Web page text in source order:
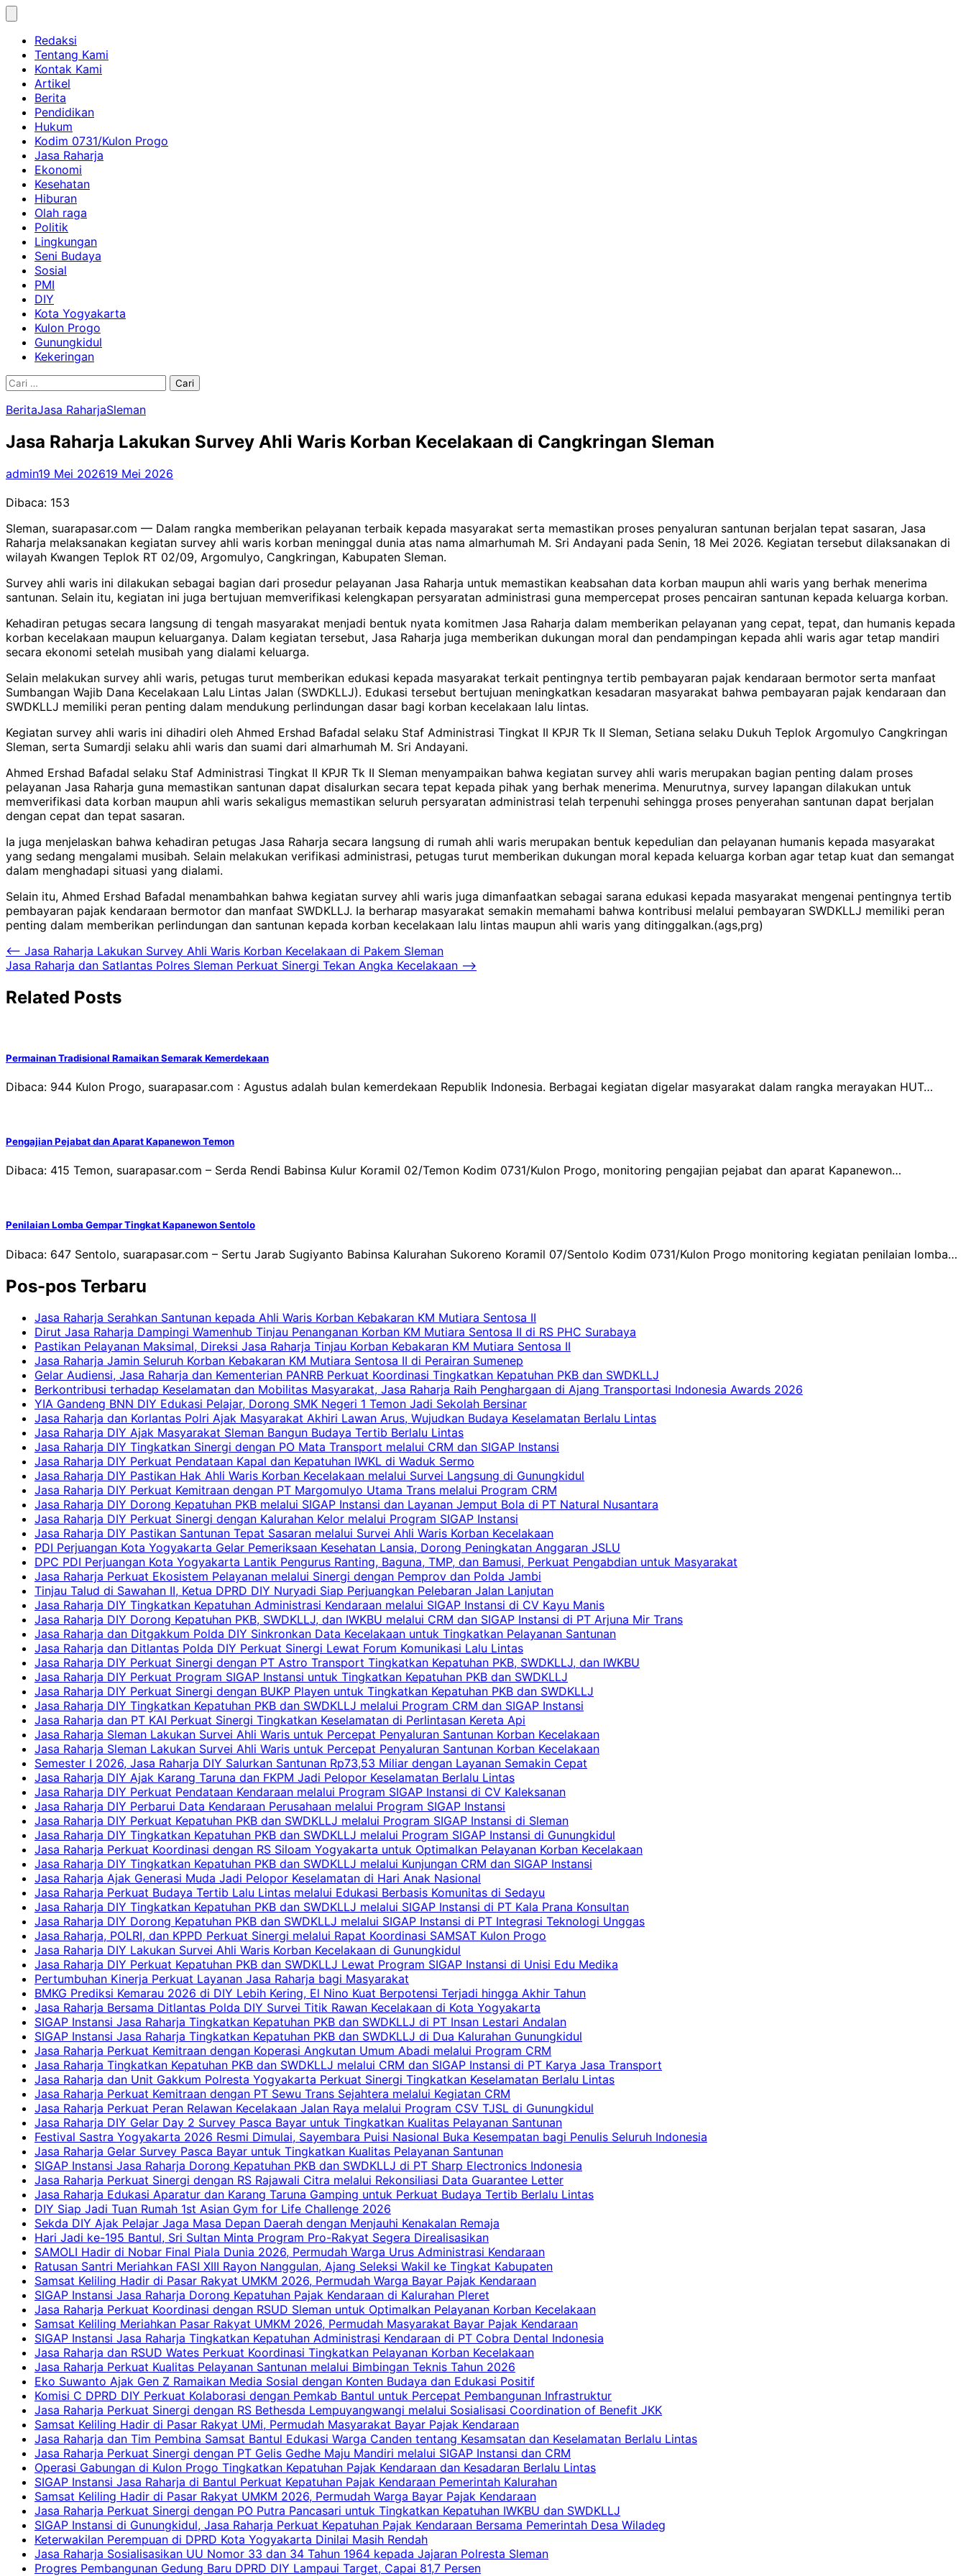
Skip
contentRedaksi
Tentang Kami
Kontak Kami
Artikel
Berita
Pendidikan
Hukum
Kodim 0731/Kulon Progo
Jasa Raharja
Ekonomi
Kesehatan
Hiburan
Olah raga
Politik
Lingkungan
Seni Budaya
Sosial
PMI
DIY
Kota Yogyakarta
Kulon Progo
Gunungkidul
Kekeringan
Cari
BeritaJasa RaharjaSleman
Jasa Raharja Lakukan Survey Ahli Waris Korban Kecelakaan di Cangkringan Sleman
admin19 Mei 202619 Mei 2026
Dibaca: 153
Sleman, suarapasar.com — Dalam rangka memberikan pelayanan terbaik kepada masyarakat serta memastikan proses penyaluran santunan berjalan tepat sasaran, Jasa
Raharja melaksanakan kegiatan survey ahli waris korban meninggal dunia atas nama almarhumah M. Sri Andayani pada Senin, 18 Mei 2026. Kegiatan tersebut dilaksanakan di
wilayah Kwangen Teplok RT 02/09, Argomulyo, Cangkringan, Kabupaten Sleman.
Survey ahli waris ini dilakukan sebagai bagian dari prosedur pelayanan Jasa Raharja untuk memastikan keabsahan data korban maupun ahli waris yang berhak menerima
santunan. Selain itu, kegiatan ini juga bertujuan memverifikasi kelengkapan persyaratan administrasi guna mempercepat proses pencairan santunan kepada keluarga korban.
Kehadiran petugas secara langsung di tengah masyarakat menjadi bentuk nyata komitmen Jasa Raharja dalam memberikan pelayanan yang cepat, tepat, dan humanis kepada
korban kecelakaan maupun keluarganya. Dalam kegiatan tersebut, Jasa Raharja juga memberikan dukungan moral dan pendampingan kepada ahli waris agar tetap mandiri
secara ekonomi setelah musibah yang dialami keluarga.
Selain melakukan survey ahli waris, petugas turut memberikan edukasi kepada masyarakat terkait pentingnya tertib pembayaran pajak kendaraan bermotor serta manfaat
Sumbangan Wajib Dana Kecelakaan Lalu Lintas Jalan (SWDKLLJ). Edukasi tersebut bertujuan meningkatkan kesadaran masyarakat bahwa pembayaran pajak kendaraan dan
SWDKLLJ memiliki peran penting dalam mendukung perlindungan dasar bagi korban kecelakaan lalu lintas.
Kegiatan survey ahli waris ini dihadiri oleh Ahmed Ershad Bafadal selaku Staf Administrasi Tingkat II KPJR Tk II Sleman, Setiana selaku Dukuh Teplok Argomulyo Cangkringan
Sleman, serta Sumardji selaku ahli waris dan suami dari almarhumah M. Sri Andayani.
Ahmed Ershad Bafadal selaku Staf Administrasi Tingkat II KPJR Tk II Sleman menyampaikan bahwa kegiatan survey ahli waris merupakan bagian penting dalam proses
pelayanan Jasa Raharja guna memastikan santunan dapat disalurkan secara tepat kepada pihak yang berhak menerima. Menurutnya, survey lapangan dilakukan untuk
memverifikasi data korban maupun ahli waris sekaligus memastikan seluruh persyaratan administrasi telah terpenuhi sehingga proses penyerahan santunan dapat berjalan
dengan cepat dan tepat sasaran.
Ia juga menjelaskan bahwa kehadiran petugas Jasa Raharja secara langsung di rumah ahli waris merupakan bentuk kepedulian dan pelayanan humanis kepada masyarakat
yang sedang mengalami musibah. Selain melakukan verifikasi administrasi, petugas turut memberikan dukungan moral kepada keluarga korban agar tetap kuat dan semangat
dalam menghadapi situasi yang dialami.
Selain itu, Ahmed Ershad Bafadal menambahkan bahwa kegiatan survey ahli waris juga dimanfaatkan sebagai sarana edukasi kepada masyarakat mengenai pentingnya tertib
pembayaran pajak kendaraan bermotor dan manfaat SWDKLLJ. Ia berharap masyarakat semakin memahami bahwa kontribusi melalui pembayaran SWDKLLJ memiliki peran
penting dalam memberikan perlindungan dan santunan kepada korban kecelakaan lalu lintas maupun ahli waris yang ditinggalkan.(ags,prg)
Navigasi
pos
⟵ Jasa Raharja Lakukan Survey Ahli Waris Korban Kecelakaan di Pakem Sleman
Jasa Raharja dan Satlantas Polres Sleman Perkuat Sinergi Tekan Angka Kecelakaan ⟶
Related Posts
Permainan Tradisional Ramaikan Semarak Kemerdekaan
Dibaca: 944 Kulon Progo, suarapasar.com : Agustus adalah bulan kemerdekaan Republik Indonesia. Berbagai kegiatan digelar masyarakat dalam rangka merayakan HUT…
Pengajian Pejabat dan Aparat Kapanewon Temon
Dibaca: 415 Temon, suarapasar.com – Serda Rendi Babinsa Kulur Koramil 02/Temon Kodim 0731/Kulon Progo, monitoring pengajian pejabat dan aparat Kapanewon…
Penilaian Lomba Gempar Tingkat Kapanewon Sentolo
Dibaca: 647 Sentolo, suarapasar.com – Sertu Jarab Sugiyanto Babinsa Kalurahan Sukoreno Koramil 07/Sentolo Kodim 0731/Kulon Progo monitoring kegiatan penilaian lomba…
Pos-pos Terbaru
Jasa Raharja Serahkan Santunan kepada Ahli Waris Korban Kebakaran KM Mutiara Sentosa II
Dirut Jasa Raharja Dampingi Wamenhub Tinjau Penanganan Korban KM Mutiara Sentosa II di RS PHC Surabaya
Pastikan Pelayanan Maksimal, Direksi Jasa Raharja Tinjau Korban Kebakaran KM Mutiara Sentosa II
Jasa Raharja Jamin Seluruh Korban Kebakaran KM Mutiara Sentosa II di Perairan Sumenep
Gelar Audiensi, Jasa Raharja dan Kementerian PANRB Perkuat Koordinasi Tingkatkan Kepatuhan PKB dan SWDKLLJ
Berkontribusi terhadap Keselamatan dan Mobilitas Masyarakat, Jasa Raharja Raih Penghargaan di Ajang Transportasi Indonesia Awards 2026
YIA Gandeng BNN DIY Edukasi Pelajar, Dorong SMK Negeri 1 Temon Jadi Sekolah Bersinar
Jasa Raharja dan Korlantas Polri Ajak Masyarakat Akhiri Lawan Arus, Wujudkan Budaya Keselamatan Berlalu Lintas
Jasa Raharja DIY Ajak Masyarakat Sleman Bangun Budaya Tertib Berlalu Lintas
Jasa Raharja DIY Tingkatkan Sinergi dengan PO Mata Transport melalui CRM dan SIGAP Instansi
Jasa Raharja DIY Perkuat Pendataan Kapal dan Kepatuhan IWKL di Waduk Sermo
Jasa Raharja DIY Pastikan Hak Ahli Waris Korban Kecelakaan melalui Survei Langsung di Gunungkidul
Jasa Raharja DIY Perkuat Kemitraan dengan PT Margomulyo Utama Trans melalui Program CRM
Jasa Raharja DIY Dorong Kepatuhan PKB melalui SIGAP Instansi dan Layanan Jemput Bola di PT Natural Nusantara
Jasa Raharja DIY Perkuat Sinergi dengan Kalurahan Kelor melalui Program SIGAP Instansi
Jasa Raharja DIY Pastikan Santunan Tepat Sasaran melalui Survei Ahli Waris Korban Kecelakaan
PDI Perjuangan Kota Yogyakarta Gelar Pemeriksaan Kesehatan Lansia, Dorong Peningkatan Anggaran JSLU
DPC PDI Perjuangan Kota Yogyakarta Lantik Pengurus Ranting, Baguna, TMP, dan Bamusi, Perkuat Pengabdian untuk Masyarakat
Jasa Raharja Perkuat Ekosistem Pelayanan melalui Sinergi dengan Pemprov dan Polda Jambi
Tinjau Talud di Sawahan II, Ketua DPRD DIY Nuryadi Siap Perjuangkan Pelebaran Jalan Lanjutan
Jasa Raharja DIY Tingkatkan Kepatuhan Administrasi Kendaraan melalui SIGAP Instansi di CV Kayu Manis
Jasa Raharja DIY Dorong Kepatuhan PKB, SWDKLLJ, dan IWKBU melalui CRM dan SIGAP Instansi di PT Arjuna Mir Trans
Jasa Raharja dan Ditgakkum Polda DIY Sinkronkan Data Kecelakaan untuk Tingkatkan Pelayanan Santunan
Jasa Raharja dan Ditlantas Polda DIY Perkuat Sinergi Lewat Forum Komunikasi Lalu Lintas
Jasa Raharja DIY Perkuat Sinergi dengan PT Astro Transport Tingkatkan Kepatuhan PKB, SWDKLLJ, dan IWKBU
Jasa Raharja DIY Perkuat Program SIGAP Instansi untuk Tingkatkan Kepatuhan PKB dan SWDKLLJ
Jasa Raharja DIY Perkuat Sinergi dengan BUKP Playen untuk Tingkatkan Kepatuhan PKB dan SWDKLLJ
Jasa Raharja DIY Tingkatkan Kepatuhan PKB dan SWDKLLJ melalui Program CRM dan SIGAP Instansi
Jasa Raharja dan PT KAI Perkuat Sinergi Tingkatkan Keselamatan di Perlintasan Kereta Api
Jasa Raharja Sleman Lakukan Survei Ahli Waris untuk Percepat Penyaluran Santunan Korban Kecelakaan
Jasa Raharja Sleman Lakukan Survei Ahli Waris untuk Percepat Penyaluran Santunan Korban Kecelakaan
Semester I 2026, Jasa Raharja DIY Salurkan Santunan Rp73,53 Miliar dengan Layanan Semakin Cepat
Jasa Raharja DIY Ajak Karang Taruna dan FKPM Jadi Pelopor Keselamatan Berlalu Lintas
Jasa Raharja DIY Perkuat Pendataan Kendaraan melalui Program SIGAP Instansi di CV Kaleksanan
Jasa Raharja DIY Perbarui Data Kendaraan Perusahaan melalui Program SIGAP Instansi
Jasa Raharja DIY Perkuat Kepatuhan PKB dan SWDKLLJ melalui Program SIGAP Instansi di Sleman
Jasa Raharja DIY Tingkatkan Kepatuhan PKB dan SWDKLLJ melalui Program SIGAP Instansi di Gunungkidul
Jasa Raharja Perkuat Koordinasi dengan RS Siloam Yogyakarta untuk Optimalkan Pelayanan Korban Kecelakaan
Jasa Raharja DIY Tingkatkan Kepatuhan PKB dan SWDKLLJ melalui Kunjungan CRM dan SIGAP Instansi
Jasa Raharja Ajak Generasi Muda Jadi Pelopor Keselamatan di Hari Anak Nasional
Jasa Raharja Perkuat Budaya Tertib Lalu Lintas melalui Edukasi Berbasis Komunitas di Sedayu
Jasa Raharja DIY Tingkatkan Kepatuhan PKB dan SWDKLLJ melalui SIGAP Instansi di PT Kala Prana Konsultan
Jasa Raharja DIY Dorong Kepatuhan PKB dan SWDKLLJ melalui SIGAP Instansi di PT Integrasi Teknologi Unggas
Jasa Raharja, POLRI, dan KPPD Perkuat Sinergi melalui Rapat Koordinasi SAMSAT Kulon Progo
Jasa Raharja DIY Lakukan Survei Ahli Waris Korban Kecelakaan di Gunungkidul
Jasa Raharja DIY Perkuat Kepatuhan PKB dan SWDKLLJ Lewat Program SIGAP Instansi di Unisi Edu Medika
Pertumbuhan Kinerja Perkuat Layanan Jasa Raharja bagi Masyarakat
BMKG Prediksi Kemarau 2026 di DIY Lebih Kering, El Nino Kuat Berpotensi Terjadi hingga Akhir Tahun
Jasa Raharja Bersama Ditlantas Polda DIY Survei Titik Rawan Kecelakaan di Kota Yogyakarta
SIGAP Instansi Jasa Raharja Tingkatkan Kepatuhan PKB dan SWDKLLJ di PT Insan Lestari Andalan
SIGAP Instansi Jasa Raharja Tingkatkan Kepatuhan PKB dan SWDKLLJ di Dua Kalurahan Gunungkidul
Jasa Raharja Perkuat Kemitraan dengan Koperasi Angkutan Umum Abadi melalui Program CRM
Jasa Raharja Tingkatkan Kepatuhan PKB dan SWDKLLJ melalui CRM dan SIGAP Instansi di PT Karya Jasa Transport
Jasa Raharja dan Unit Gakkum Polresta Yogyakarta Perkuat Sinergi Tingkatkan Keselamatan Berlalu Lintas
Jasa Raharja Perkuat Kemitraan dengan PT Sewu Trans Sejahtera melalui Kegiatan CRM
Jasa Raharja Perkuat Peran Relawan Kecelakaan Jalan Raya melalui Program CSV TJSL di Gunungkidul
Jasa Raharja DIY Gelar Day 2 Survey Pasca Bayar untuk Tingkatkan Kualitas Pelayanan Santunan
Festival Sastra Yogyakarta 2026 Resmi Dimulai, Sayembara Puisi Nasional Buka Kesempatan bagi Penulis Seluruh Indonesia
Jasa Raharja Gelar Survey Pasca Bayar untuk Tingkatkan Kualitas Pelayanan Santunan
SIGAP Instansi Jasa Raharja Dorong Kepatuhan PKB dan SWDKLLJ di PT Sharp Electronics Indonesia
Jasa Raharja Perkuat Sinergi dengan RS Rajawali Citra melalui Rekonsiliasi Data Guarantee Letter
Jasa Raharja Edukasi Aparatur dan Karang Taruna Gamping untuk Perkuat Budaya Tertib Berlalu Lintas
DIY Siap Jadi Tuan Rumah 1st Asian Gym for Life Challenge 2026
Sekda DIY Ajak Pelajar Jaga Masa Depan Daerah dengan Menjauhi Kenakalan Remaja
Hari Jadi ke-195 Bantul, Sri Sultan Minta Program Pro-Rakyat Segera Direalisasikan
SAMOLI Hadir di Nobar Final Piala Dunia 2026, Permudah Warga Urus Administrasi Kendaraan
Ratusan Santri Meriahkan FASI XIII Rayon Nanggulan, Ajang Seleksi Wakil ke Tingkat Kabupaten
Samsat Keliling Hadir di Pasar Rakyat UMKM 2026, Permudah Warga Bayar Pajak Kendaraan
SIGAP Instansi Jasa Raharja Dorong Kepatuhan Pajak Kendaraan di Kalurahan Pleret
Jasa Raharja Perkuat Koordinasi dengan RSUD Sleman untuk Optimalkan Pelayanan Korban Kecelakaan
Samsat Keliling Meriahkan Pasar Rakyat UMKM 2026, Permudah Masyarakat Bayar Pajak Kendaraan
SIGAP Instansi Jasa Raharja Tingkatkan Kepatuhan Administrasi Kendaraan di PT Cobra Dental Indonesia
Jasa Raharja dan RSUD Wates Perkuat Koordinasi Tingkatkan Pelayanan Korban Kecelakaan
Jasa Raharja Perkuat Kualitas Pelayanan Santunan melalui Bimbingan Teknis Tahun 2026
Eko Suwanto Ajak Gen Z Ramaikan Media Sosial dengan Konten Budaya dan Edukasi Positif
Komisi C DPRD DIY Perkuat Kolaborasi dengan Pemkab Bantul untuk Percepat Pembangunan Infrastruktur
Jasa Raharja Perkuat Sinergi dengan RS Bethesda Lempuyangwangi melalui Sosialisasi Coordination of Benefit JKK
Samsat Keliling Hadir di Pasar Rakyat UMi, Permudah Masyarakat Bayar Pajak Kendaraan
Jasa Raharja dan Tim Pembina Samsat Bantul Edukasi Warga Canden tentang Kesamsatan dan Keselamatan Berlalu Lintas
Jasa Raharja Perkuat Sinergi dengan PT Gelis Gedhe Maju Mandiri melalui SIGAP Instansi dan CRM
Operasi Gabungan di Kulon Progo Tingkatkan Kepatuhan Pajak Kendaraan dan Kesadaran Berlalu Lintas
SIGAP Instansi Jasa Raharja di Bantul Perkuat Kepatuhan Pajak Kendaraan Pemerintah Kalurahan
Samsat Keliling Hadir di Pasar Rakyat UMKM 2026, Permudah Warga Bayar Pajak Kendaraan
Jasa Raharja Perkuat Sinergi dengan PO Putra Pancasari untuk Tingkatkan Kepatuhan IWKBU dan SWDKLLJ
SIGAP Instansi di Gunungkidul, Jasa Raharja Perkuat Kepatuhan Pajak Kendaraan Bersama Pemerintah Desa Wiladeg
Keterwakilan Perempuan di DPRD Kota Yogyakarta Dinilai Masih Rendah
Jasa Raharja Sosialisasikan UU Nomor 33 dan 34 Tahun 1964 kepada Jajaran Polresta Sleman
Progres Pembangunan Gedung Baru DPRD DIY Lampaui Target, Capai 81,7 Persen